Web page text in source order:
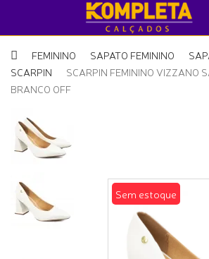
FEMININO SAPATO FEMININO
SCARPIN
SCARPIN FEMININO VIZZANO
BRANCO OFF
Sem estoque